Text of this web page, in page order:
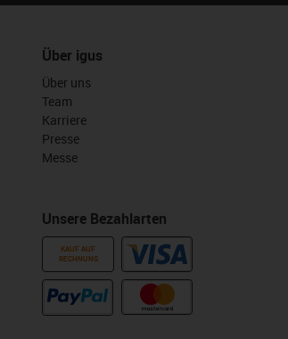
Über igus
Über uns
Team
Karriere
Presse
Messe
Unsere Bezahlarten
KAUF AUF
RECHNUNG